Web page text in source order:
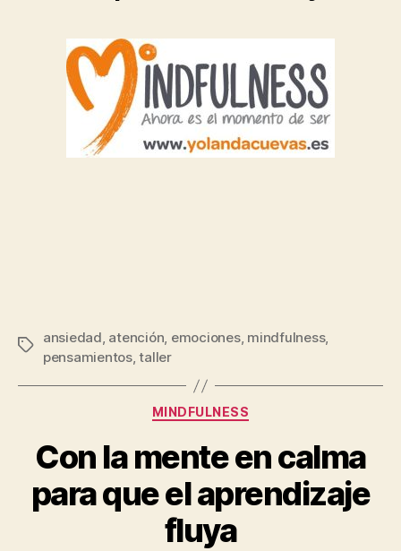
ansiedad, atención, emociones, mindfulness,
pensamientos,taller
MINDFULNESS
Con la mente en calma
para que el aprendizaje
fluya